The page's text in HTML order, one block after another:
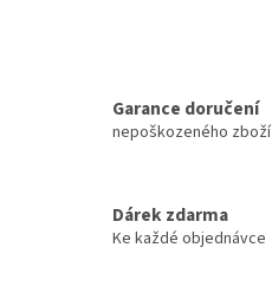
Garance doručení
nepoškozeného zboží
Dárek zdarma
Ke každé objednávce